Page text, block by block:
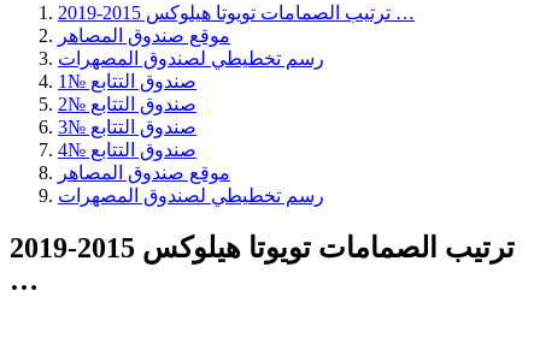
ترتيب الصمامات تويوتا هيلوكس 2015-2019 …
موقع صندوق المصاهر
رسم تخطيطي لصندوق المصهرات
صندوق التتابع №1
صندوق التتابع №2
صندوق التتابع №3
صندوق التتابع №4
موقع صندوق المصاهر
رسم تخطيطي لصندوق المصهرات
ترتيب الصمامات تويوتا هيلوكس 2015-2019
…